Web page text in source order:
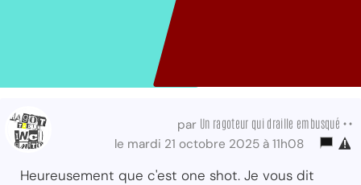
par Un ragoteur qui draille embusqué ••
le mardi 21 octobre 2025 à 11h08
Heureusement que c'est one shot. Je vous dit